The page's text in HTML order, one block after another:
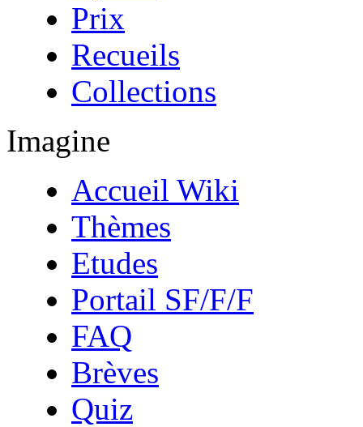
Prix
Recueils
Collections
Imagine
Accueil Wiki
Thèmes
Etudes
Portail SF/F/F
FAQ
Brèves
Quiz